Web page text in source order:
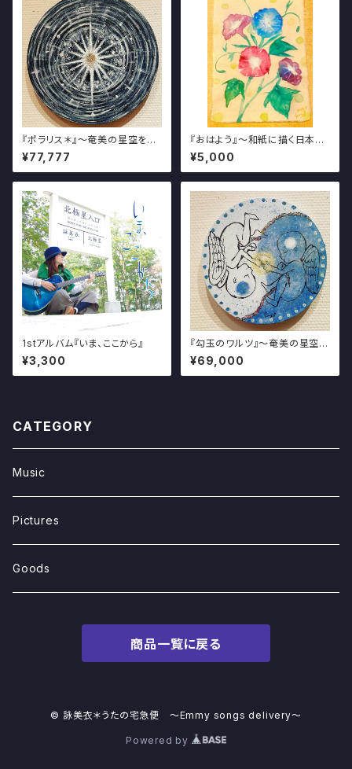
『ポラリス＊』～奄美の星空を描
く写真・アート展～
¥77,777
『おはよう』～和紙に描く日本の
美しき夏の風物絵～
¥5,000
1stアルバム『いま、ここから』
¥3,300
『勾玉のワルツ』～奄美の星空を
描く写真・アート展～
¥69,000
CATEGORY
Music
Pictures
Goods
商品一覧に戻る
© 詠美衣＊うたの宅急便 〜Emmy songs delivery〜
Powered by